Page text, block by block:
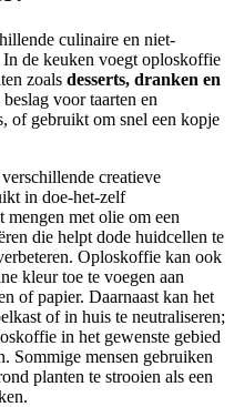
culinaire en niet-
de keuken voegt oploskoffie
zoals desserts, dranken en
voor taarten en
of gebruikt om snel een kopje
creatieve
in doe-het-zelf
mengen met olie om een
die helpt dode huidcellen te
Oploskoffie kan ook
kleur toe te voegen aan
of papier. Daarnaast kan het
of in huis te neutraliseren;
in het gewenste gebied
Sommige mensen gebruiken
planten te strooien als een